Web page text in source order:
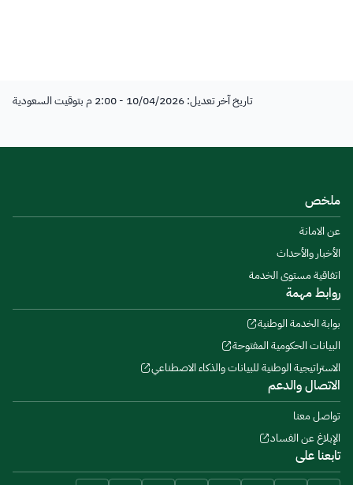
تاريخ آخر تعديل: 10/04/2026 - 2:00 م بتوقيت السعودية
ملخص
عن الامانة
الأخبار والأحداث
اتفاقية مستوى الخدمة
روابط مهمة
بوابة الخدمة الوطنية
البيانات الحكومية المفتوحة
الاستراتيجية الوطنية للبيانات والذكاء الاصطناعي
الاتصال والدعم
تواصل معنا
الإبلاغ عن الفساد
تابعنا على